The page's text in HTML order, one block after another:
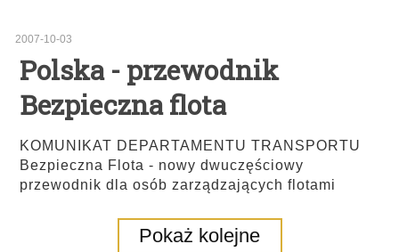
2007-10-03
Polska - przewodnik
Bezpieczna flota
KOMUNIKAT DEPARTAMENTU TRANSPORTU
Bezpieczna Flota - nowy dwuczęściowy
przewodnik dla osób zarządzających flotami
Pokaż kolejne